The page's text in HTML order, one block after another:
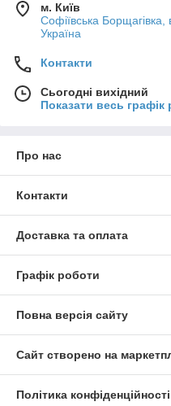
м. Київ
Софіївська
Україна
Контакти
Сьогодні вихідний
Показати весь графік
Про нас
Контакти
Доставка та оплата
Графік роботи
Повна версія сайту
Сайт створено на
Політика конфіденційності